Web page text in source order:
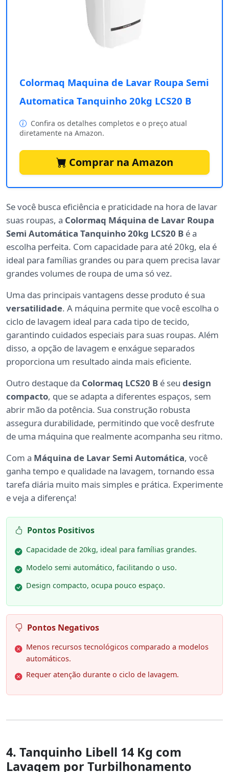
Colormaq Maquina de Lavar Roupa Semi
Automatica Tanquinho 20kg LCS20 B
Confira os detalhes completos e o preço atual
diretamente na Amazon.
Comprar na Amazon
Se você busca eficiência e praticidade na hora de lavar
suas roupas, a Colormaq Máquina de Lavar Roupa
Semi Automática Tanquinho 20kg LCS20 B é a
escolha perfeita. Com capacidade para até 20kg, ela é
ideal para famílias grandes ou para quem precisa lavar
grandes volumes de roupa de uma só vez.
Uma das principais vantagens desse produto é sua
versatilidade. A máquina permite que você escolha o
ciclo de lavagem ideal para cada tipo de tecido,
garantindo cuidados especiais para suas roupas. Além
disso, a opção de lavagem e enxágue separados
proporciona um resultado ainda mais eficiente.
Outro destaque da Colormaq LCS20 B é seu design
compacto, que se adapta a diferentes espaços, sem
abrir mão da potência. Sua construção robusta
assegura durabilidade, permitindo que você desfrute
de uma máquina que realmente acompanha seu ritmo.
Com a Máquina de Lavar Semi Automática, você
ganha tempo e qualidade na lavagem, tornando essa
tarefa diária muito mais simples e prática. Experimente
e veja a diferença!
Pontos Positivos
Capacidade de 20kg, ideal para famílias grandes.
Modelo semi automático, facilitando o uso.
Design compacto, ocupa pouco espaço.
Pontos Negativos
Menos recursos tecnológicos comparado a modelos
automáticos.
Requer atenção durante o ciclo de lavagem.
4. Tanquinho Libell 14 Kg com
Lavagem por Turbilhonamento